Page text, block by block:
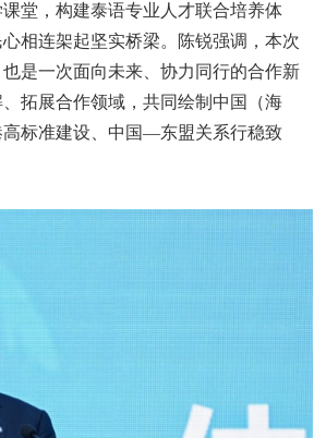
堂，构建泰语专业人才联合培养体
相连架起坚实桥梁。陈锐强调，本次
是一次面向未来、协力同行的合作新
拓展合作领域，共同绘制中国（海
标准建设、中国—东盟关系行稳致